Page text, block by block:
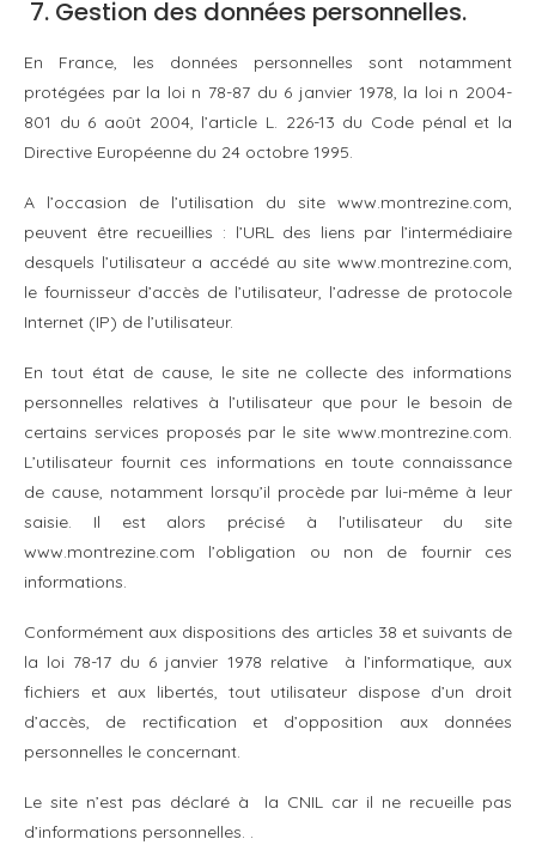
7. Gestion des données personnelles.
En France, les données personnelles sont notamment
protégées par la loi n 78-87 du 6 janvier 1978, la loi n 2004-
801 du 6 août 2004, l’article L. 226-13 du Code pénal et la
Directive Européenne du 24 octobre 1995.
A l’occasion de l’utilisation du site www.montrezine.com,
peuvent être recueillies : l’URL des liens par l’intermédiaire
desquels l’utilisateur a accédé au site www.montrezine.com,
le fournisseur d’accès de l’utilisateur, l’adresse de protocole
Internet (IP) de l’utilisateur.
En tout état de cause, le site ne collecte des informations
personnelles relatives à l’utilisateur que pour le besoin de
certains services proposés par le site www.montrezine.com.
L’utilisateur fournit ces informations en toute connaissance
de cause, notamment lorsqu’il procède par lui-même à leur
saisie. Il est alors précisé à l’utilisateur du site
www.montrezine.com l’obligation ou non de fournir ces
informations.
Conformément aux dispositions des articles 38 et suivants de
la loi 78-17 du 6 janvier 1978 relative à l’informatique, aux
fichiers et aux libertés, tout utilisateur dispose d’un droit
d’accès, de rectification et d’opposition aux données
personnelles le concernant.
Le site n’est pas déclaré à la CNIL car il ne recueille pas
d’informations personnelles. .